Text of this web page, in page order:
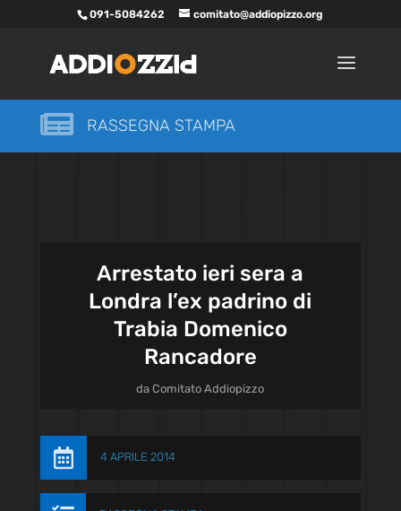
091-5084262 comitato@addiopizzo.org
 RASSEGNA STAMPA
Arrestato ieri sera a
Londra l’ex padrino di
Trabia Domenico
Rancadore
daComitato Addiopizzo
 4 APRILE 2014